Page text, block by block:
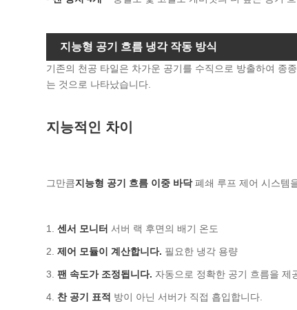
지능형 공기 흐름 냉각 작동 방식
기존의 천공 타일은 차가운 공기를 수직으로 방출하여 종
는 것으로 나타났습니다.
지능적인 차이
그만큼지능형 공기 흐름 이중 바닥폐쇄 루프 제어 시스템
1.센서 모니터 서버 랙 후면의 배기 온도
2.제어 모듈이 계산합니다. 필요한 냉각 용량
3.팬 속도가 조정됩니다. 자동으로 정확한 공기 흐름을 제
4.찬 공기 표적 방이 아닌 서버가 직접 흡입합니다.